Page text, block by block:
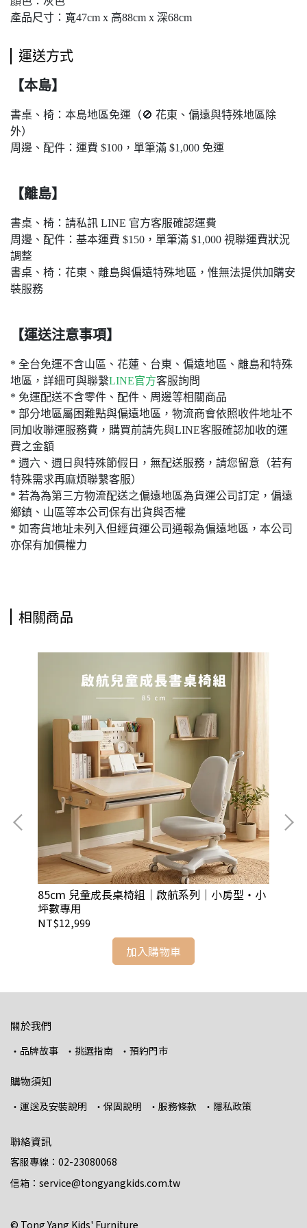
產品尺寸：寬47cm x 高88cm x 深68cm
運送方式
【本島】
書桌、椅：本島地區免運（🚫 花東、偏遠與特殊地區除
外）
周邊、配件：運費 $100，單筆滿 $1,000 免運
【離島】
書桌、椅：請私訊 LINE 官方客服確認運費
周邊、配件：基本運費 $150，單筆滿 $1,000 視聯運費狀況
調整
書桌、椅：花東、離島與偏遠特殊地區，惟無法提供加購安
裝服務
【運送注意事項】
* 全台免運不含山區、花蓮、台東、偏遠地區、離島和特殊
地區，詳細可與聯繫LINE官方客服詢問
* 免運配送不含零件、配件、周邊等相關商品
* 部分地區屬困難點與偏遠地區，物流商會依照收件地址不
同加收聯運服務費，購買前請先與LINE客服確認加收的運
費之金額
* 週六、週日與特殊節假日，無配送服務，請您留意（若有
特殊需求再麻煩聯繫客服）
* 若為為第三方物流配送之偏遠地區為貨運公司訂定，偏遠
鄉鎮、山區等本公司保有出貨與否權
* 如寄貨地址未列入但經貨運公司通報為偏遠地區，本公司
亦保有加價權力
相關商品
85cm 兒童成長桌椅組｜啟航系列｜小房型・小
坪數專用
NT$12,999
加入購物車
關於我們
・品牌故事 ・挑選指南 ・預約門市
購物須知
・運送及安裝說明 ・保固說明 ・服務條款 ・隱私政策
聯絡資訊
客服專線：02-23080068
信箱：service@tongyangkids.com.tw
© Tong Yang Kids' Furniture